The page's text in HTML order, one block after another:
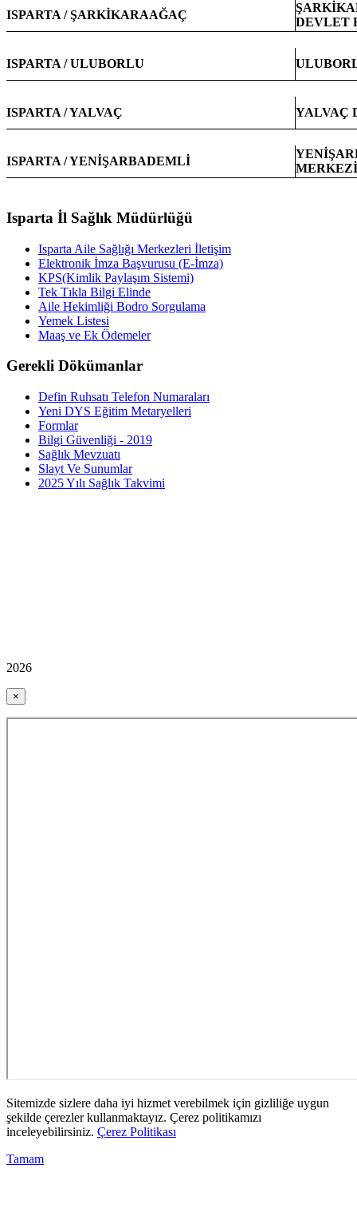
ISPARTA / ŞARKİKARAAĞAÇ
DEVLET
ISPARTA / ULUBORLU
ISPARTA / YALVAÇ YALVAÇ
ISPARTA / YENİŞARBADEMLİ
MERKEZİ
Isparta İl Sağlık Müdürlüğü
Isparta Aile Sağlığı Merkezleri İletişim
Elektronik İmza Başvurusu (E-İmza)
KPS(Kimlik Paylaşım Sistemi)
Tek Tıkla Bilgi Elinde
Aile Hekimliği Bodro Sorgulama
Yemek Listesi
Maaş ve Ek Ödemeler
Gerekli Dökümanlar
Defin Ruhsatı Telefon Numaraları
Yeni DYS Eğitim Metaryelleri
Formlar
Bilgi Güvenliği - 2019
Sağlık Mevzuatı
Slayt Ve Sunumlar
2025 Yılı Sağlık Takvimi
2026
×
Sitemizde sizlere daha iyi hizmet verebilmek için gizliliğe uygun
şekilde çerezler kullanmaktayız. Çerez politikamızı
inceleyebilirsiniz. Çerez Politikası
Tamam